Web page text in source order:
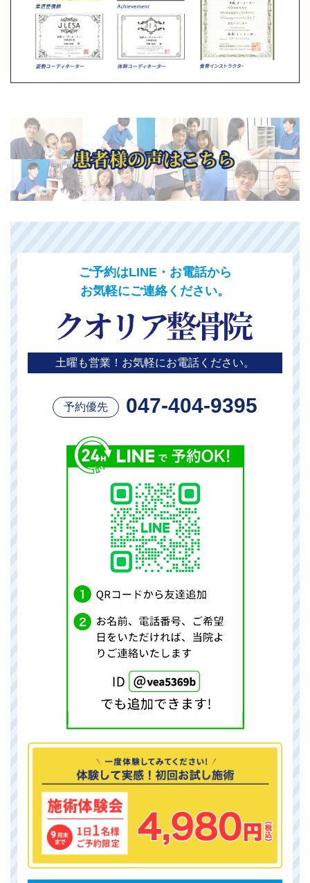
ご予約はLINE・お電話から
お気軽にご連絡ください。
土曜も営業！お気軽にお電話ください。
予約優先 047-404-9395